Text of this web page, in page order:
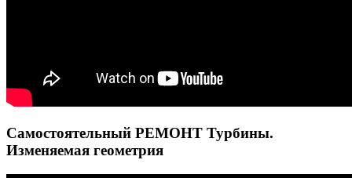
Самостоятельный РЕМОНТ Турбины.
Изменяемая геометрия